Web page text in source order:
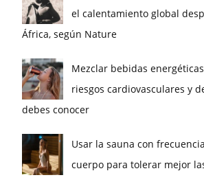
el calentamiento global
África, según Nature
Mezclar bebidas
riesgos cardiovasculares y
debes conocer
Usar la sauna con
cuerpo para tolerar mejor